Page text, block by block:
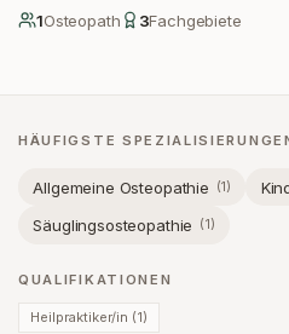
1Osteopath 3Fachgebiete
HÄUFIGSTE
Allgemeine Osteopathie (1)
Säuglingsosteopathie (1)
QUALIFIKATIONEN
Heilpraktiker/in (1)